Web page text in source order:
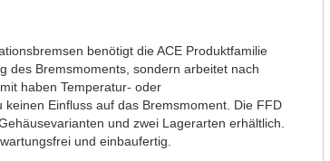
benötigt die ACE Produktfamilie
des Bremsmoments, sondern arbeitet nach
haben Temperatur- oder
Einfluss auf das Bremsmoment. Die FFD
und zwei Lagerarten erhältlich.
und einbaufertig.